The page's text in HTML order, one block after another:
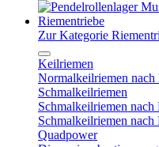
Riementriebe
Zur Kategorie
Keilriemen
Normalkeilriemen
Schmalkeilriemen
Schmalkeilriemen
Schmalkeilriemen
Quadpower